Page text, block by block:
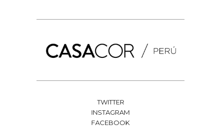
TWITTER
INSTAGRAM
FACEBOOK